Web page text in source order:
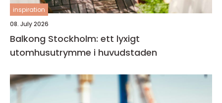
inspiration
08. July 2026
Balkong Stockholm: ett lyxigt
utomhusutrymme i huvudstaden